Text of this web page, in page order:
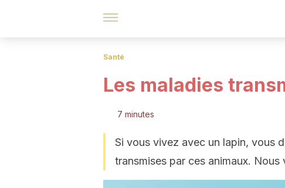
Santé
Les maladies
7 minutes
Si vous vivez avec un lapin, vous
transmises par ces animaux.